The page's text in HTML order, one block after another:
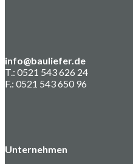
info@bauliefer.de
T.: 0521 543 626 24
F.: 0521 543 650 96
Unternehmen